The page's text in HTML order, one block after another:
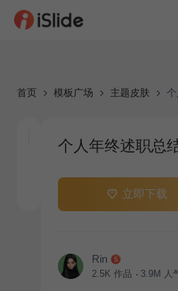
首页 模板广场 主题皮肤
个人年终述职总
立即下载
Rin
2.5K 作品 3.9M 人